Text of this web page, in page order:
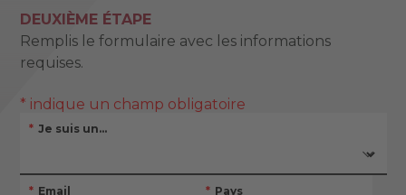
DEUXIÈME ÉTAPE
Remplis le formulaire avec les informations
requises.